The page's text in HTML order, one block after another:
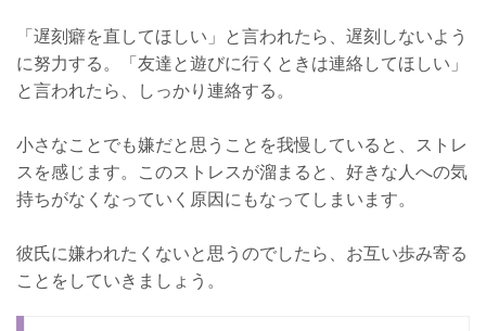
「遅刻癖を直してほしい」と言われたら、遅刻しないよう
に努力する。「友達と遊びに行くときは連絡してほしい」
と言われたら、しっかり連絡する。
小さなことでも嫌だと思うことを我慢していると、ストレ
スを感じます。このストレスが溜まると、好きな人への気
持ちがなくなっていく原因にもなってしまいます。
彼氏に嫌われたくないと思うのでしたら、お互い歩み寄る
ことをしていきましょう。